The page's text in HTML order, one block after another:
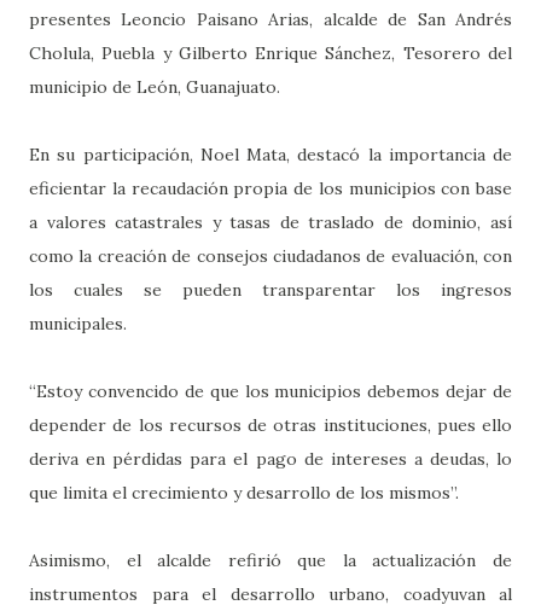
presentes Leoncio Paisano Arias, alcalde de San Andrés
Cholula, Puebla y Gilberto Enrique Sánchez, Tesorero del
municipio de León, Guanajuato.
En su participación, Noel Mata, destacó la importancia de
eficientar la recaudación propia de los municipios con base
a valores catastrales y tasas de traslado de dominio, así
como la creación de consejos ciudadanos de evaluación, con
los cuales se pueden transparentar los ingresos
municipales.
“Estoy convencido de que los municipios debemos dejar de
depender de los recursos de otras instituciones, pues ello
deriva en pérdidas para el pago de intereses a deudas, lo
que limita el crecimiento y desarrollo de los mismos”.
Asimismo, el alcalde refirió que la actualización de
instrumentos para el desarrollo urbano, coadyuvan al